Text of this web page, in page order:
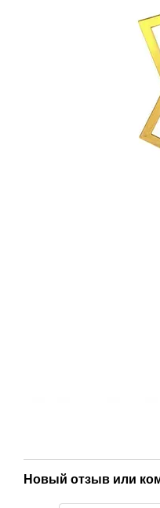
Новый отзыв или